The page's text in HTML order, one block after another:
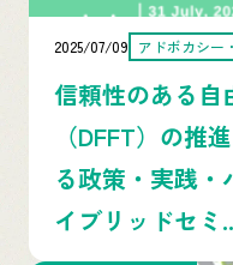
2025/07/09 アドボカシー
信頼性のある自
（DFFT）の推
る政策・実践
イブリッドセミ